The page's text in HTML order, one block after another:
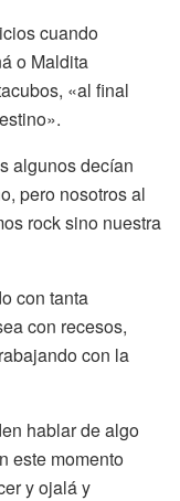
cuando
o Maldita
«al final
algunos decían
pero nosotros al
rock sino nuestra
con tanta
con recesos,
con la
hablar de algo
este momento
y ojalá y